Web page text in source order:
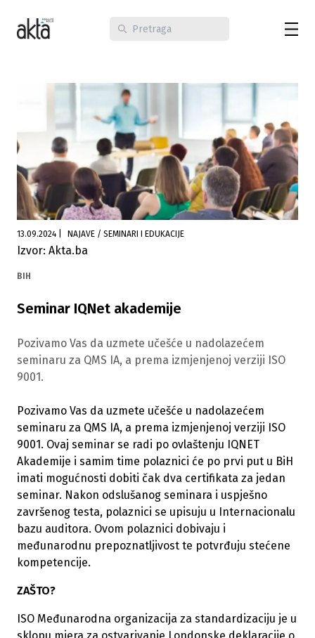
13.09.2024 NAJAVE / SEMINARI I EDUKACIJE
Izvor: Akta.ba
BIH
Seminar IQNet akademije
Pozivamo Vas da uzmete učešće u nadolazećem
seminaru za QMS IA, a prema izmjenjenoj verziji ISO
9001.
Pozivamo Vas da uzmete učešće u nadolazećem
seminaru za QMS IA, a prema izmjenjenoj verziji ISO
9001. Ovaj seminar se radi po ovlaštenju IQNET
Akademije i samim time polaznici će po prvi put u BiH
imati mogućnosti dobiti čak dva certifikata za jedan
seminar. Nakon odslušanog seminara i uspješno
završenog testa, polaznici se upisuju u Internacionalu
bazu auditora. Ovom polaznici dobivaju i
međunarodnu prepoznatljivost te potvrđuju stećene
kompetencije.
ZAŠTO?
ISO Međunarodna organizacija za standardizaciju je u